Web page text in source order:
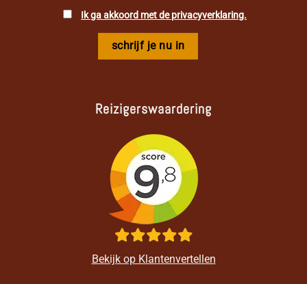
Ik ga akkoord met de privacyverklaring.
Reizigerswaardering
Bekijk op Klantenvertellen